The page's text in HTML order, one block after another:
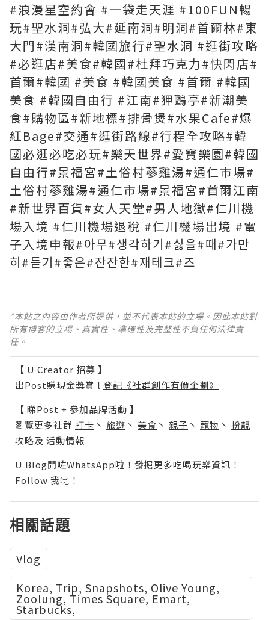
#浪漫星空約會 #一袋走天涯 #100FUN暢
玩#聖水洞#弘大#延南洞#明洞#首爾林#東
大門#漢南洞#韓國旅行#聖水洞 #逛街攻略
#必逛店#美食#韓國#杜拜巧克力#快閃店#
首爾#韓國 #美食 #韓國美食 #首爾 #韓國
美食 #韓國自由行 #江南#狎鷗亭#新潮美
食#購物區#新地標#排骨煲#水果Cafe#爆
紅Bage#交通#逛街路線#行程全攻略#韓
國必逛必吃必玩#樂天世界#愛寶樂園#韓國
自由行#景福宮#土俗村蔘雞湯#通仁市場#
土俗村蔘雞湯#通仁市場#景福宮#首爾江南
#新世界百貨#女人天堂#男人地獄#仁川機
場入境 #仁川機場退稅 #仁川機場出境 #電
子入境申報#아무#생각하기#싫을#때#가만
히#듣기#좋은#잔잔한#재테크#즈
*本站之內容由作者所提供，並不代表本站的立場。因此本站對
所有博客的立場、真實性、準確性及完整性不負任何法律責
任。
【 U Creator 招募 】
出Post賺現金獎賞 l 登記《社群創作有價企劃》
【 睇Post + 參加品牌活動 】
瀏覽更多社群 打卡 丶 旅遊 丶 美食 丶 親子 丶 寵物 丶 扮靚
攻略及 活動情報
U Blog開咗WhatsApp啦！發掘更多吃喝玩樂資訊！
Follow 我哋 ！
相關話題
Vlog
Korea, Trip, Snapshots, Olive Young,
Zoolung, Times Square, Emart,
Starbucks,